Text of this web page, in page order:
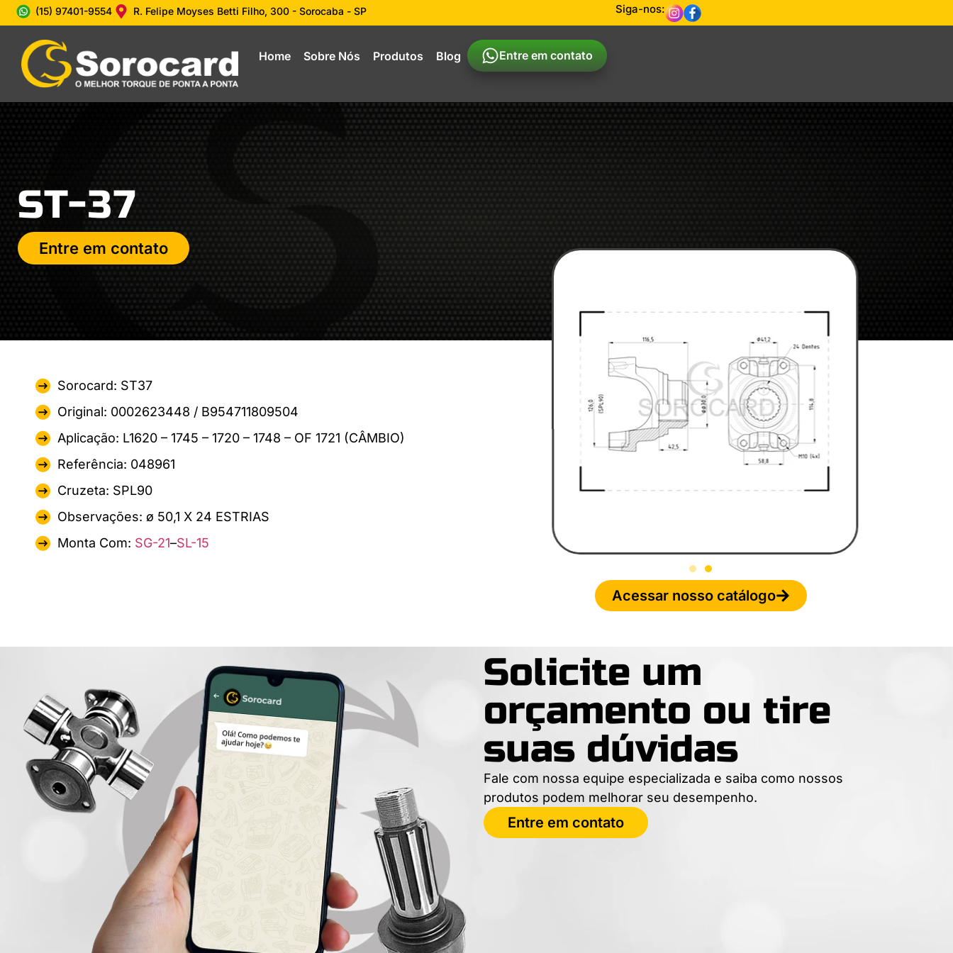
(15) 97401-9554 R. Felipe Moyses Betti Filho, 300 - Sorocaba - SP Siga-nos:
Home Sobre Nós Produtos Blog Entre em contato
ST-37
Entre em contato
Sorocard: ST37
Original: 0002623448 / B954711809504
Aplicação: L1620 – 1745 – 1720 – 1748 – OF 1721 (CÂMBIO)
Referência: 048961
Cruzeta: SPL90
Observações: ø 50,1 X 24 ESTRIAS
Monta Com: SG-21–SL-15
Acessar nosso catálogo
Solicite um
orçamento ou tire
suas dúvidas
Fale com nossa equipe especializada e saiba como nossos
produtos podem melhorar seu desempenho.
Entre em contato